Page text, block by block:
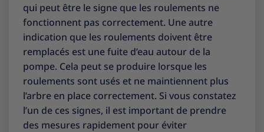
qui peut être le signe que les roulements ne
fonctionnent pas correctement. Une autre
indication que les roulements doivent être
remplacés est une fuite d’eau autour de la
pompe. Cela peut se produire lorsque les
roulements sont usés et ne maintiennent plus
l’arbre en place correctement. Si vous constatez
l’un de ces signes, il est important de prendre
des mesures rapidement pour éviter